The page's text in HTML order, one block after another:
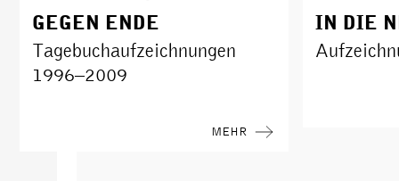
GEGEN ENDE
Tagebuchaufzeichnungen
1996–2009
MEHR
IN DIE